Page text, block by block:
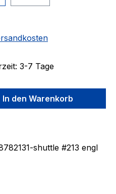
3-7 Tage
den
In den Warenkorb
shuttle #213 engl